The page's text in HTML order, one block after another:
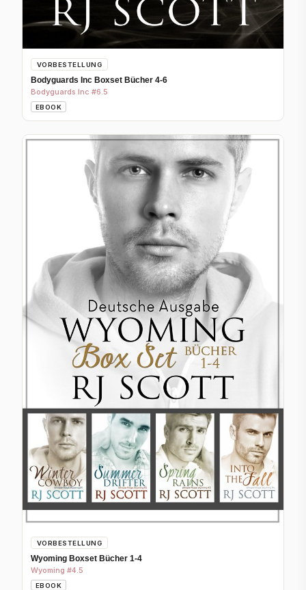
VORBESTELLUNG
Bodyguards Inc Boxset Bücher 4-6
Bodyguards Inc #6.5
EBOOK
VORBESTELLUNG
Wyoming Boxset Bücher 1-4
Wyoming #4.5
EBOOK